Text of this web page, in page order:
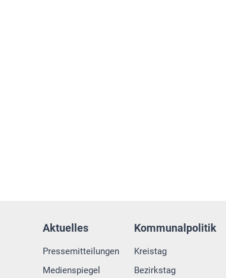
Aktuelles
Pressemitteilungen
Medienspiegel
Kommunalpolitik
Kreistag
Bezirkstag